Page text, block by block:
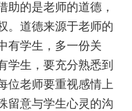
助的是老师的道德，
。道德来源于老师的
有学生，多一份关
学生，要充分熟悉到
位老师要重视感情上
留意与学生心灵的沟